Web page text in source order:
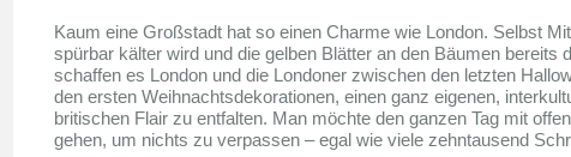
Kaum eine Großstadt hat so einen Charme wie London. Selbst
spürbar kälter wird und die gelben Blätter an den Bäumen bereits
schaffen es London und die Londoner zwischen den letzten
den ersten Weihnachtsdekorationen, einen ganz eigenen,
britischen Flair zu entfalten. Man möchte den ganzen Tag mit
gehen, um nichts zu verpassen – egal wie viele zehntausend